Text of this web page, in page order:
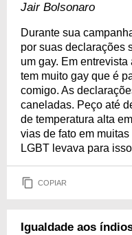
Jair Bolsonaro
Durante sua
por suas declarações
um gay. Em
tem muito gay que é
comigo. As
caneladas. Peço até
de temperatura alta
vias de fato em
LGBT levava para
COPIAR
Igualdade aos